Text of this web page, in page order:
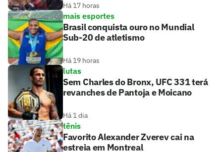
Há 17 horas
mais esportes
Brasil conquista ouro no Mundial
Sub-20 de atletismo
Há 19 horas
lutas
Sem Charles do Bronx, UFC 331 terá
revanches de Pantoja e Moicano
Há 1 dia
tênis
Favorito Alexander Zverev cai na
estreia em Montreal